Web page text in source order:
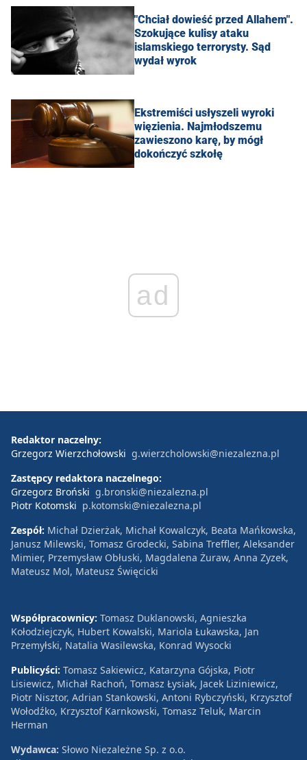
"Chciał dowieść przed Allahem".
Szokujące kulisy ataku
islamskiego terrorysty. Sąd
wydał wyrok
Ekstremiści usłyszeli wyroki
więzienia. Najmłodszemu
zawieszono karę, by mógł
dokończyć szkołę
ad
Redaktor naczelny:
Grzegorz Wierzchołowski g.wierzcholowski@niezalezna.pl
Zastępcy redaktora naczelnego:
Grzegorz Broński g.bronski@niezalezna.pl
Piotr Kotomski p.kotomski@niezalezna.pl
Zespół: Michał Dzierżak, Michał Kowalczyk, Beata Mańkowska,
Janusz Milewski, Tomasz Grodecki, Sabina Treffler, Aleksander
Mimier, Przemysław Obłuski, Magdalena Żuraw, Anna Zyzek,
Mateusz Mol, Mateusz Święcicki
Współpracownicy: Tomasz Duklanowski, Agnieszka
Kołodziejczyk, Hubert Kowalski, Mariola Łukawska, Jan
Przemyłski, Natalia Wasilewska, Konrad Wysocki
Publicyści: Tomasz Sakiewicz, Katarzyna Gójska, Piotr
Lisiewicz, Michał Rachoń, Tomasz Łysiak, Jacek Liziniewicz,
Piotr Nisztor, Adrian Stankowski, Antoni Rybczyński, Krzysztof
Wołodźko, Krzysztof Karnkowski, Tomasz Teluk, Marcin
Herman
Wydawca: Słowo Niezależne Sp. z o.o.